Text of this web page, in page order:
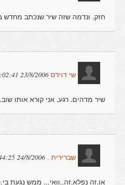
חזק. ונדמה שזה שיר שנכתב מחדש
שי דוידס 23/8/2006 23:02:41
שיר מדהים. רגע, אני קורא אותו
שברירית . 24/8/2006 01:44:25
או.זה נפלא.זה..וואי... ממש נגעת